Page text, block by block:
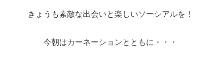
きょうも素敵な出会いと楽しいソーシアルを！
今朝はカーネーションとともに・・・